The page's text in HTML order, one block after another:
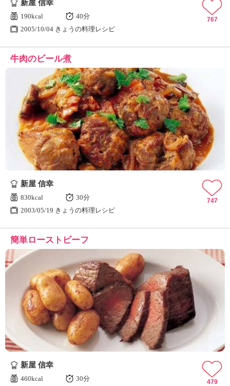
新屋 信幸
190kcal
40分
2005/10/04 きょうの料理レシピ
767
牛肉のビール煮
新屋 信幸
830kcal
30分
2003/05/19 きょうの料理レシピ
747
簡単ローストビーフ
新屋 信幸
460kcal
30分
479